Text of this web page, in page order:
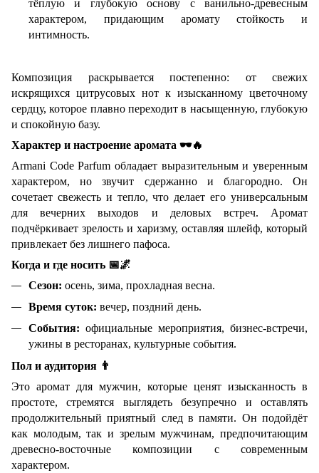
тёплую и глубокую основу с ванильно-древесным
характером, придающим аромату стойкость и
интимность.
Композиция раскрывается постепенно: от свежих
искрящихся цитрусовых нот к изысканному цветочному
сердцу, которое плавно переходит в насыщенную, глубокую
и спокойную базу.
Характер и настроение аромата 🕶🔥
Armani Code Parfum обладает выразительным и уверенным
характером, но звучит сдержанно и благородно. Он
сочетает свежесть и тепло, что делает его универсальным
для вечерних выходов и деловых встреч. Аромат
подчёркивает зрелость и харизму, оставляя шлейф, который
привлекает без лишнего пафоса.
Когда и где носить 📅🌌
Сезон: осень, зима, прохладная весна.
Время суток: вечер, поздний день.
События: официальные мероприятия, бизнес-встречи,
ужины в ресторанах, культурные события.
Пол и аудитория 👨
Это аромат для мужчин, которые ценят изысканность в
простоте, стремятся выглядеть безупречно и оставлять
продолжительный приятный след в памяти. Он подойдёт
как молодым, так и зрелым мужчинам, предпочитающим
древесно-восточные композиции с современным
характером.